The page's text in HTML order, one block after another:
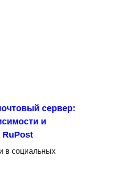
сервер:
и
в социальных